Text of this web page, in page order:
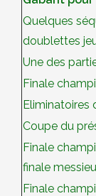
Quelques
doublettes
Une des
Finale
Eliminatoires
Coupe du
Finale
finale
Finale